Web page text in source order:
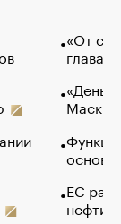
«От
глава
Маск в
основ
ЕС
нефти